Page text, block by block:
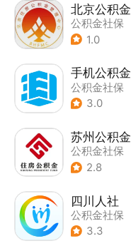
北京公积金
公积金社保
1.0
手机公积金
公积金社保
3.0
苏州公积金
公积金社保
2.8
四川人社
公积金社保
3.3